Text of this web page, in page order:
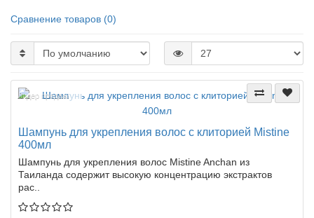
Сравнение товаров (0)
Лидер продаж!
Шампунь для укрепления волос с клиторией Mistine
400мл
Шампунь для укрепления волос Mistine Anchan из
Таиланда содержит высокую концентрацию экстрактов
рас..